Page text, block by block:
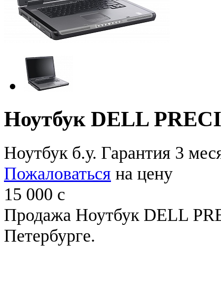
Ноутбук DELL
Ноутбук б.у. Гарантия 3
Пожаловаться на цену
15 000 c
Продажа Ноутбук DELL
Петербурге.